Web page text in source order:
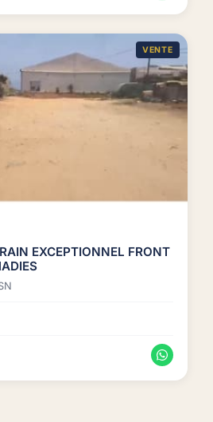
VENTE
EXCEPTIONNEL FRONT